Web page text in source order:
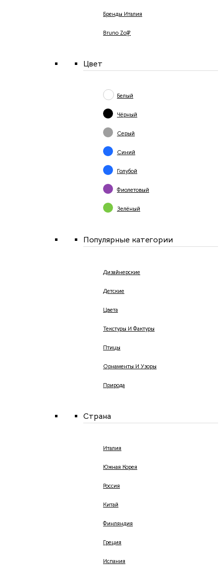
Бренды Италия
Bruno Zoff
Цвет
Белый
Чёрный
Серый
Синий
Голубой
Фиолетовый
Зелёный
Популярные категории
Дизайнерские
Детские
Цвета
Текстуры И Фактуры
Птицы
Орнаменты И Узоры
Природа
Страна
Италия
Южная Корея
Россия
Китай
Финляндия
Греция
Испания